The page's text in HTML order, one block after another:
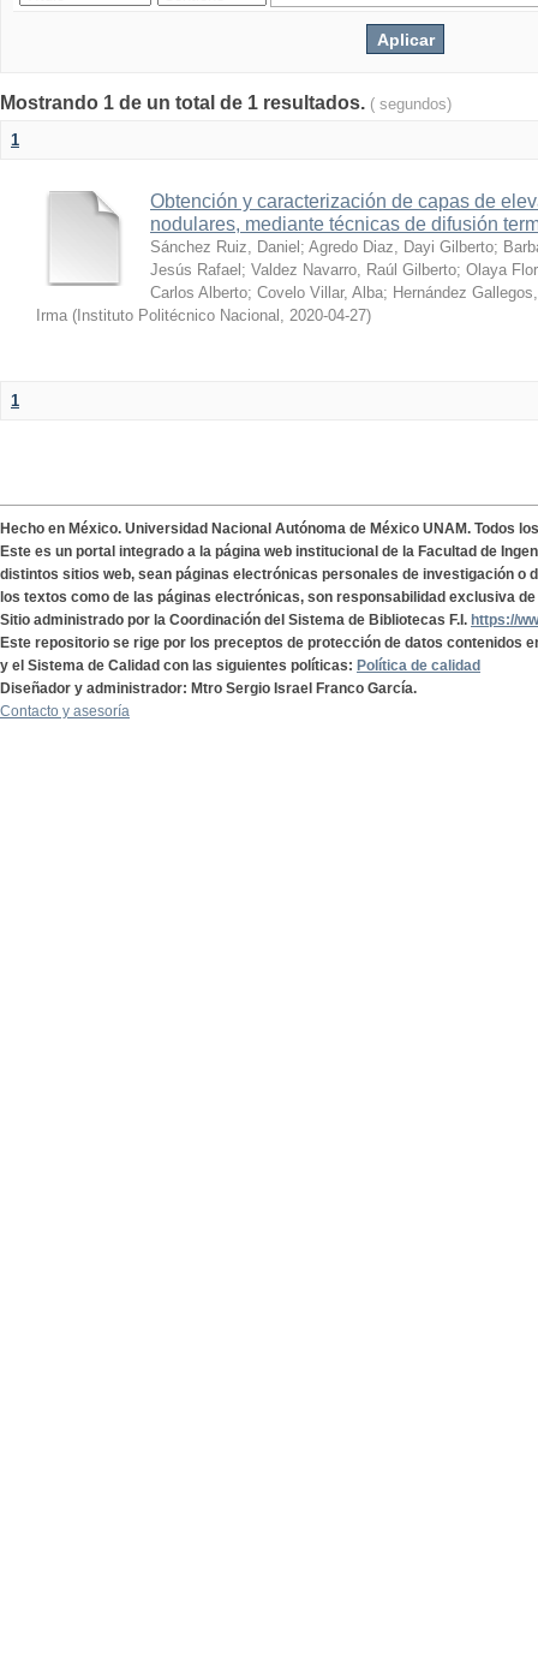
Mostrando 1 de un total de 1 resultados. ( segundos)
1
Obtención y caracterización de capas de
nodulares, mediante técnicas de difusión
Sánchez Ruiz, Daniel ; Agredo Diaz, Dayi Gilberto;
Jesús Rafael ; Valdez Navarro, Raúl Gilberto; Olaya
Carlos Alberto; Covelo Villar, Alba; Hernández
Irma ( Instituto Politécnico Nacional , 2020-04-27)
1
Hecho en México. Universidad Nacional Autónoma de México UNAM. Todos
Este es un portal integrado a la página web institucional de la Facultad de
distintos sitios web, sean páginas electrónicas personales de investigación o
los textos como de las páginas electrónicas, son responsabilidad exclusiva
Sitio administrado por la Coordinación del Sistema de Bibliotecas F.I. https://
Este repositorio se rige por los preceptos de protección de datos contenidos
y el Sistema de Calidad con las siguientes políticas: Política de calidad
Diseñador y administrador: Mtro Sergio Israel Franco García.
Contacto y asesoría